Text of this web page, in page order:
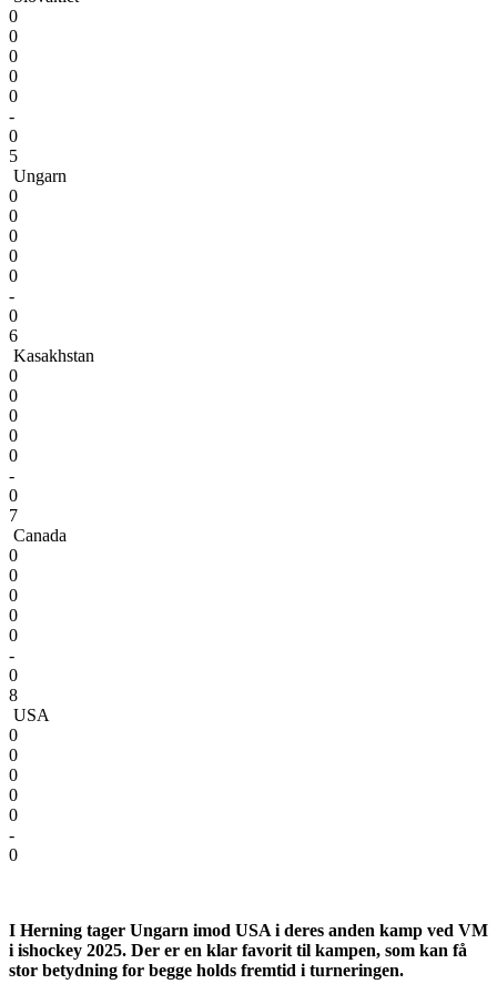
0
0
0
0
0
-
0
5
Ungarn
0
0
0
0
0
-
0
6
Kasakhstan
0
0
0
0
0
-
0
7
Canada
0
0
0
0
0
-
0
8
USA
0
0
0
0
0
-
0
I Herning tager Ungarn imod USA i deres anden kamp ved VM
i ishockey 2025. Der er en klar favorit til kampen, som kan få
stor betydning for begge holds fremtid i turneringen.